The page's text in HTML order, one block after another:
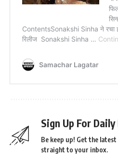
Sign Up For
Be keep up! Get the
straight to your inbox.